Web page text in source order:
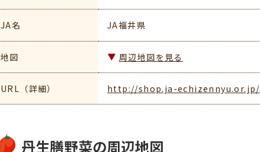
JA名 JA福井県
地図 周辺地図を見る
URL（詳細） http://shop.ja-echizennyu.or.jp/
丹生膳野菜の周辺地図